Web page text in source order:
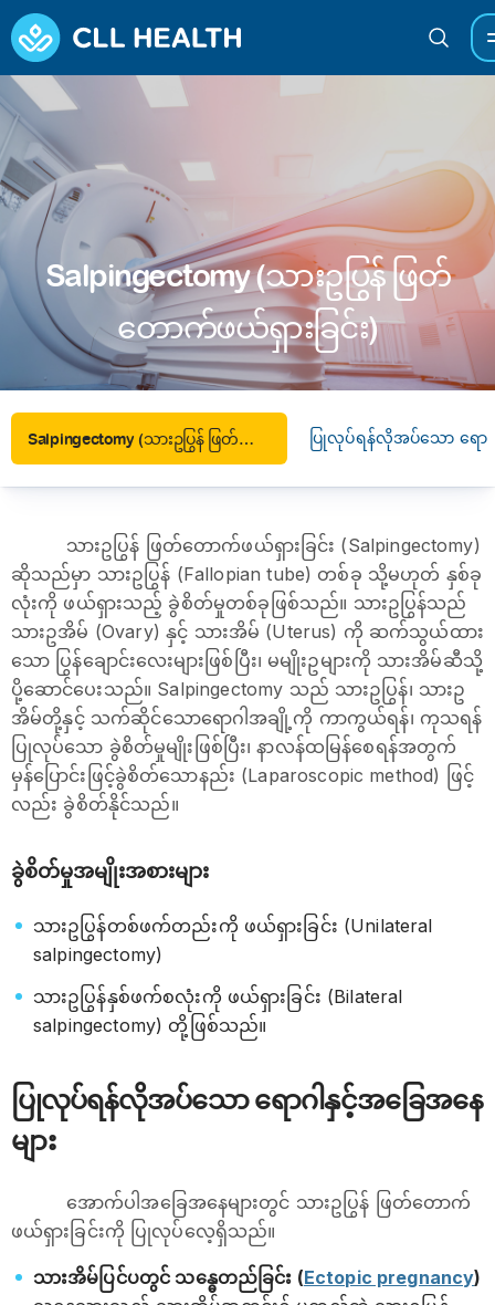
Salpingectomy (သားဥပြွန် ဖြတ်
တောက်ဖယ်ရှားခြင်း)
Salpingectomy (သားဥပြွန် ဖြတ်တောက်ဖယ်ရှားခြင်း) ပြုလုပ်ရန်လိုအပ်သော ရောဂ
သားဥပြွန် ဖြတ်တောက်ဖယ်ရှားခြင်း (Salpingectomy)
ဆိုသည်မှာ သားဥပြွန် (Fallopian tube) တစ်ခု သို့မဟုတ် နှစ်ခု
လုံးကို ဖယ်ရှားသည့် ခွဲစိတ်မှုတစ်ခုဖြစ်သည်။ သားဥပြွန်သည်
သားဥအိမ် (Ovary) နှင့် သားအိမ် (Uterus) ကို ဆက်သွယ်ထား
သော ပြွန်ချောင်းလေးများဖြစ်ပြီး၊ မမျိုးဥများကို သားအိမ်ဆီသို့
ပို့ဆောင်ပေးသည်။ Salpingectomy သည် သားဥပြွန်၊ သားဥ
အိမ်တို့နှင့် သက်ဆိုင်သောရောဂါအချို့ကို ကာကွယ်ရန်၊ ကုသရန်
ပြုလုပ်သော ခွဲစိတ်မှုမျိုးဖြစ်ပြီး၊ နာလန်ထမြန်စေရန်အတွက်
မှန်ပြောင်းဖြင့်ခွဲစိတ်သောနည်း (Laparoscopic method) ဖြင့်
လည်း ခွဲစိတ်နိုင်သည်။
ခွဲစိတ်မှုအမျိုးအစားများ
သားဥပြွန်တစ်ဖက်တည်းကို ဖယ်ရှားခြင်း (Unilateral
salpingectomy)
သားဥပြွန်နှစ်ဖက်စလုံးကို ဖယ်ရှားခြင်း (Bilateral
salpingectomy) တို့ဖြစ်သည်။
ပြုလုပ်ရန်လိုအပ်သော ရောဂါနှင့်အခြေအနေ
များ
အောက်ပါအခြေအနေများတွင် သားဥပြွန် ဖြတ်တောက်
ဖယ်ရှားခြင်းကို ပြုလုပ်လေ့ရှိသည်။
သားအိမ်ပြင်ပတွင် သန္ဓေတည်ခြင်း (Ectopic pregnancy)